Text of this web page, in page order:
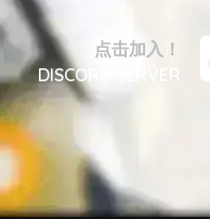
点击加入！
DISCORD SERVER